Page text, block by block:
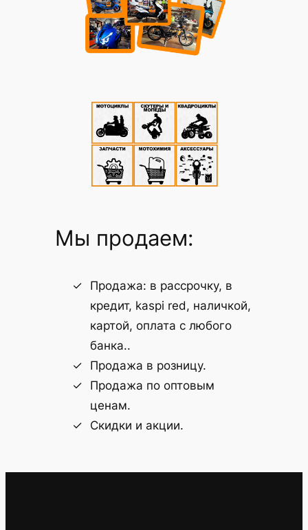
Мы продаем:
Продажа: в рассрочку, в
кредит, kaspi red, наличкой,
картой, оплата с любого
банка..
Продажа в розницу.
Продажа по оптовым
ценам.
Скидки и акции.